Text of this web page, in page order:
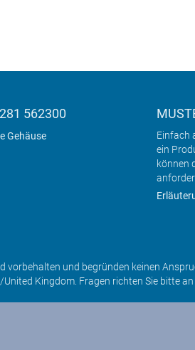
562300
Gehäuse
Einfach
ein
können
vorbehalten und begründen keinen
Kingdom. Fragen richten Sie bitte an